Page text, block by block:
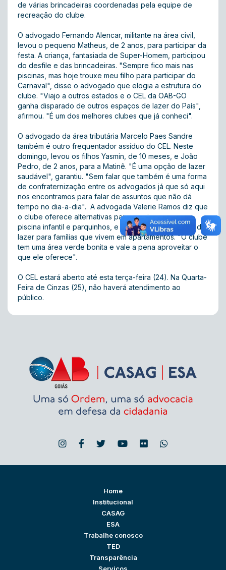
de várias brincadeiras coordenadas pela equipe de
recreação do clube.
O advogado Fernando Alencar, militante na área civil,
levou o pequeno Matheus, de 2 anos, para participar da
festa. A criança, fantasiada de Super-Homem, participou
do desfile e das brincadeiras. "Sempre fico mais nas
piscinas, mas hoje trouxe meu filho para participar do
Carnaval", disse o advogado que elogia a estrutura do
clube. "Viajo a outros estados e o CEL da OAB-GO
ganha disparado de outros espaços de lazer do País",
afirmou. "É um dos melhores clubes que já conheci".
O advogado da área tributária Marcelo Paes Sandre
também é outro frequentador assíduo do CEL. Neste
domingo, levou os filhos Yasmin, de 10 meses, e João
Pedro, de 2 anos, para a Matinê. "É uma opção de lazer
saudável", garantiu. "Sem falar que também é uma forma
de confraternização entre os advogados já que só aqui
nos encontramos para falar de assuntos que não dá
tempo no dia-a-dia". A advogada Valerie Ramos diz que
o clube oferece alternativas para as crianças, como
piscina infantil e parquinhos, e que é uma boa opção de
lazer para famílias que vivem em apartamentos. "O clube
tem uma área verde bonita e vale a pena aproveitar o
que ele oferece".
O CEL estará aberto até esta terça-feira (24). Na Quarta-
Feira de Cinzas (25), não haverá atendimento ao
público.
Home
Institucional
CASAG
ESA
Trabalhe conosco
TED
Transparência